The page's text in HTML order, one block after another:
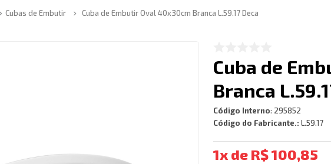
Cubas de Embutir Cuba de Embutir Oval 40x30cm Branca L.59.17 Deca
Cuba de
Branca
Código Interno: 295852
Código do Fabricante.: L.59.17
1 R$100,85